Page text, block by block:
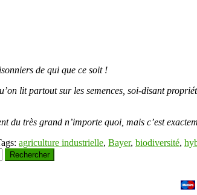
de qui que ce soit !
lit partout sur les semences, soi-disant
du très grand n’importe quoi, mais c’est
agriculture industrielle, Bayer, biodiversité,